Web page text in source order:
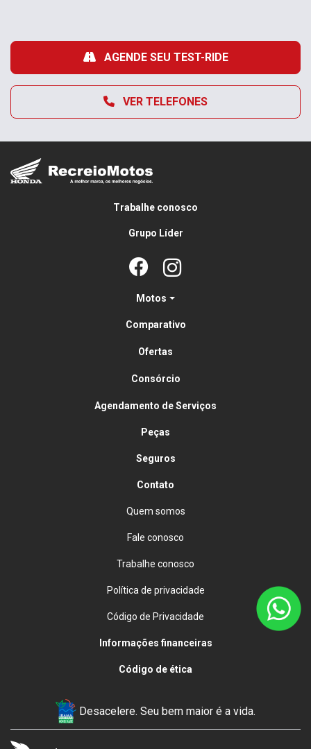
VER TELEFONES
AGENDE SEU TEST-RIDE
Trabalhe conosco
Grupo Líder
Motos
Comparativo
Ofertas
Consórcio
Agendamento de Serviços
Peças
Seguros
Contato
Quem somos
Fale conosco
Trabalhe conosco
Política de privacidade
Código de Privacidade
Informações financeiras
Código de ética
Desacelere. Seu bem maior é a vida.